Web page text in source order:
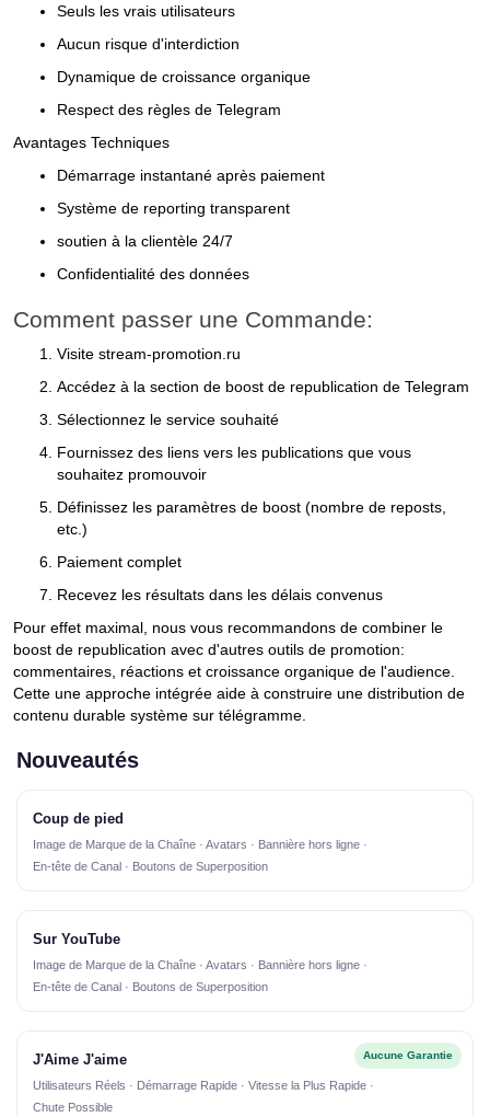
Seuls les vrais utilisateurs
Aucun risque d'interdiction
Dynamique de croissance organique
Respect des règles de Telegram
Avantages Techniques
Démarrage instantané après paiement
Système de reporting transparent
soutien à la clientèle 24/7
Confidentialité des données
Comment passer une Commande:
Visite stream-promotion.ru
Accédez à la section de boost de republication de Telegram
Sélectionnez le service souhaité
Fournissez des liens vers les publications que vous
souhaitez promouvoir
Définissez les paramètres de boost (nombre de reposts,
etc.)
Paiement complet
Recevez les résultats dans les délais convenus
Pour effet maximal, nous vous recommandons de combiner le
boost de republication avec d'autres outils de promotion:
commentaires, réactions et croissance organique de l'audience.
Cette une approche intégrée aide à construire une distribution de
contenu durable système sur télégramme.
Nouveautés
Coup de pied
Image de Marque de la Chaîne · Avatars · Bannière hors ligne ·
En-tête de Canal · Boutons de Superposition
Sur YouTube
Image de Marque de la Chaîne · Avatars · Bannière hors ligne ·
En-tête de Canal · Boutons de Superposition
Aucune Garantie
J'Aime J'aime
Utilisateurs Réels · Démarrage Rapide · Vitesse la Plus Rapide ·
Chute Possible